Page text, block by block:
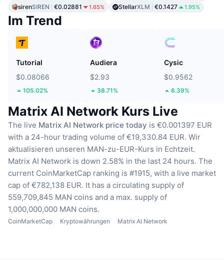
sirenSIREN €0.02881 1.65% StellarXLM €0.1427 1.95%
Im Trend
Tutorial
$0.08066
105.02%
Audiera
$2.93
38.71%
Cysic
$0.9562
6.39%
Matrix AI Network Kurs Live
The live Matrix AI Network price today is €0.001397 EUR
with a 24-hour trading volume of €19,330.84 EUR. Wir
aktualisieren unseren MAN-zu-EUR-Kurs in Echtzeit.
Matrix AI Network is down 2.58% in the last 24 hours. The
current CoinMarketCap ranking is #1915, with a live market
cap of €782,138 EUR. It has a circulating supply of
559,709,845 MAN coins and a max. supply of
1,000,000,000 MAN coins.
CoinMarketCap Kryptowährungen Matrix AI Network